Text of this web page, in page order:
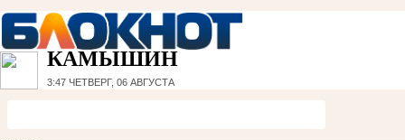
КАМЫШИН
3:47 ЧЕТВЕРГ, 06 АВГУСТА